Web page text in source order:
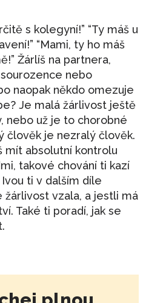
s kolegyní!” “Ty máš u
“Mami, ty ho máš
Žárlíš na partnera,
nebo
naopak někdo omezuje
Je malá žárlivost ještě
nebo už je to chorobné
člověk je nezralý člověk.
mít absolutní kontrolu
takové chování ti kazí
Ivou ti v dalším díle
žárlivost vzala, a jestli má
Také ti poradí, jak se